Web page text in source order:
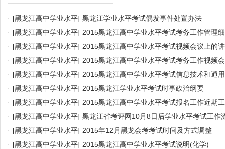
· [黑龙江高中学业水平] 黑龙江学业水平考试偶发事件处置办法
· [黑龙江高中学业水平] 2015黑龙江高中学业水平考试考务工作管理
· [黑龙江高中学业水平] 2015黑龙江高中学业水平考试视频会议上的
· [黑龙江高中学业水平] 2015黑龙江高中学业水平考试考务工作视频
· [黑龙江高中学业水平] 2015黑龙江高中学业水平考试信息技术和通
· [黑龙江高中学业水平] 2015黑龙江学业水平考试时事政治纲要
· [黑龙江高中学业水平] 2015黑龙江高中学业水平考试报名工作近期
· [黑龙江高中学业水平] 黑龙江省考评网10月8日后学业水平考试工作
· [黑龙江高中学业水平] 2015年12月黑龙会考考试时间及方式调整
· [黑龙江高中学业水平] 2015黑龙江高中学业水平考试说明(化学)